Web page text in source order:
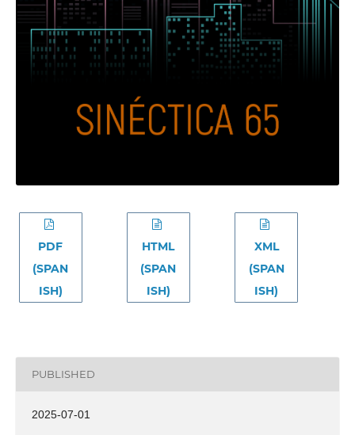
PDF
(SPAN
ISH)
HTML
(SPAN
ISH)
XML
(SPAN
ISH)
PUBLISHED
2025-07-01